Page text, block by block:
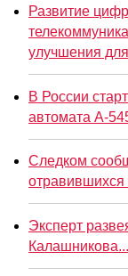
Развитие
улучшения
В России
автомата А-
Следком
отравившихся
Эксперт
Калашникова...